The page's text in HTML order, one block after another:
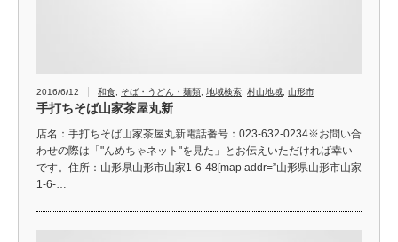
2016/6/12 和食 そば・うどん・麺類 地域検索 村山地域 山形市
手打ちそば山家茶屋丸新
店名：手打ちそば山家茶屋丸新電話番号：023-632-0234※お問い合
わせの際は「"んめちゃネット"を見た」とお伝えいただければ幸い
です。住所：山形県山形市山家1-6-48[map addr=”山形県山形市山家
1-6-…